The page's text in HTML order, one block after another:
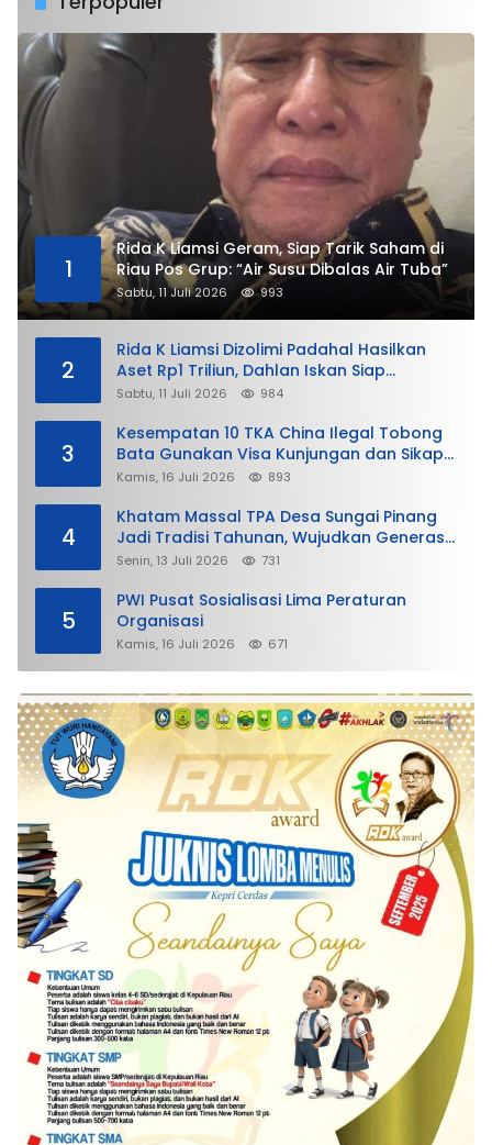
1
Rida K Liamsi Geram, Siap Tarik Saham di
Riau Pos Grup: “Air Susu Dibalas Air Tuba”
Sabtu, 11 Juli 2026 993
2
Rida K Liamsi Dizolimi Padahal Hasilkan
Aset Rp1 Triliun, Dahlan Iskan Siap
Membela
Sabtu, 11 Juli 2026 984
3
Kesempatan 10 TKA China Ilegal Tobong
Bata Gunakan Visa Kunjungan dan Sikap
Lunak Ditjen Imigrasi Kepri?
Kamis, 16 Juli 2026 893
4
Khatam Massal TPA Desa Sungai Pinang
Jadi Tradisi Tahunan, Wujudkan Generasi
Qurani
Senin, 13 Juli 2026 731
5
PWI Pusat Sosialisasi Lima Peraturan
Organisasi
Kamis, 16 Juli 2026 671